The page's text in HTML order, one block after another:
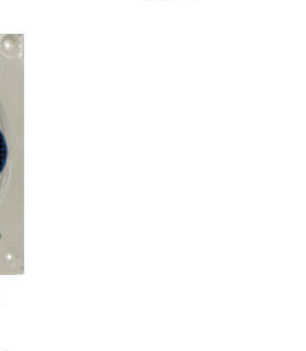
1
822